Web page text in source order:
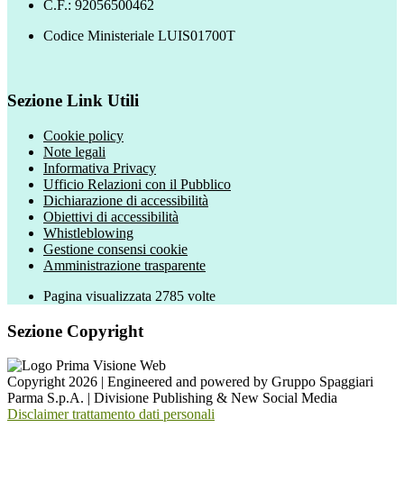
C.F.: 92056500462
Codice Ministeriale LUIS01700T
Sezione Link Utili
Cookie policy
Note legali
Informativa Privacy
Ufficio Relazioni con il Pubblico
Dichiarazione di accessibilità
Obiettivi di accessibilità
Whistleblowing
Gestione consensi cookie
Amministrazione trasparente
Pagina visualizzata 2785 volte
Sezione Copyright
Copyright 2026 | Engineered and powered by Gruppo Spaggiari
Parma S.p.A. | Divisione Publishing & New Social Media
Disclaimer trattamento dati personali